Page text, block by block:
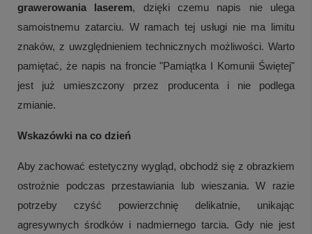
grawerowania laserem, dzięki czemu napis nie ulega
samoistnemu zatarciu. W ramach tej usługi nie ma limitu
znaków, z uwzględnieniem technicznych możliwości. Warto
pamiętać, że napis na froncie "Pamiątka I Komunii Świętej"
jest już umieszczony przez producenta i nie podlega
zmianie.
Wskazówki na co dzień
Aby zachować estetyczny wygląd, obchodź się z obrazkiem
ostrożnie podczas przestawiania lub wieszania. W razie
potrzeby czyść powierzchnię delikatnie, unikając
agresywnych środków i nadmiernego tarcia. Gdy nie jest